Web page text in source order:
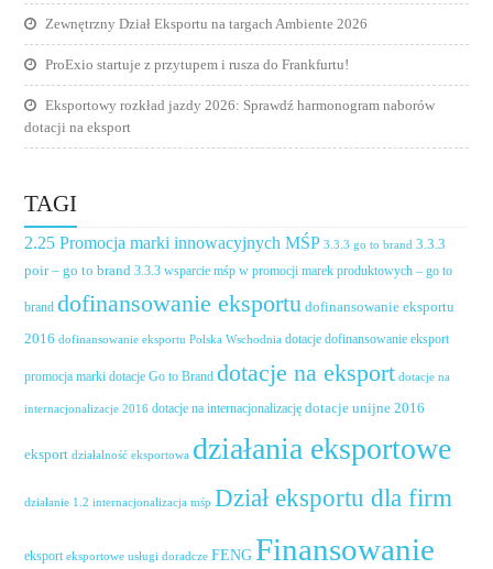
Zewnętrzny Dział Eksportu na targach Ambiente 2026
ProExio startuje z przytupem i rusza do Frankfurtu!
Eksportowy rozkład jazdy 2026: Sprawdź harmonogram naborów
dotacji na eksport
TAGI
2.25 Promocja marki innowacyjnych MŚP 3.3.3 go to brand 3.3.3
poir – go to brand 3.3.3 wsparcie mśp w promocji marek produktowych – go to
brand dofinansowanie eksportu dofinansowanie eksportu
2016 dofinansowanie eksportu Polska Wschodnia dotacje dofinansowanie eksport
promocja marki dotacje Go to Brand dotacje na eksport dotacje na
internacjonalizacje 2016 dotacje na internacjonalizację dotacje unijne 2016
eksport działalność eksportowa działania eksportowe
działanie 1.2 internacjonalizacja mśp Dział eksportu dla firm
eksport eksportowe usługi doradcze FENG Finansowanie